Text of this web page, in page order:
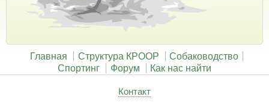
Главная Структура КРООР
Собаководство
Спортинг
Форум Как нас найти
Контакт